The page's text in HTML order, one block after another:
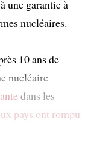
une garantie à
nucléaires.
10 ans de
nucléaire
dans les
pays ont rompu